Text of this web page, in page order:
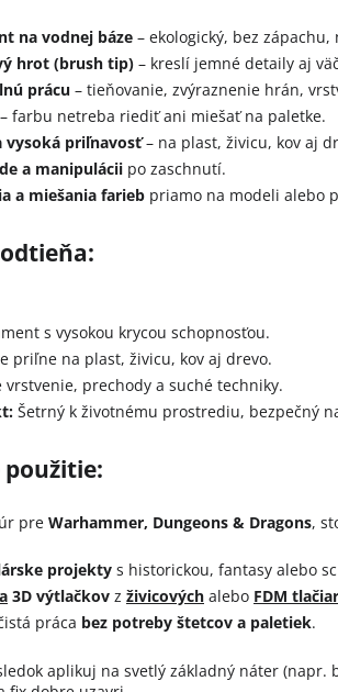
na vodnej báze – ekologický, bez zápachu,
hrot (brush tip) – kreslí jemné detaily aj
prácu – tieňovanie, zvýraznenie hrán,
– farbu netreba riediť ani miešať na paletke.
vysoká priľnavosť– na plast, živicu, kov aj
a manipulácii po zaschnutí.
a miešania farieb priamo na modeli alebo
s vysokou krycou schopnosťou.
priľne na plast, živicu, kov aj drevo.
vrstvenie, prechody a suché techniky.
Šetrný k životnému prostrediu, bezpečný
pre Warhammer, Dungeons & Dragons,
projekty s historickou, fantasy alebo
3D výtlačkov z živicových alebo FDM
práca bez potreby štetcov a paletiek.
aplikuj na svetlý základný náter (napr.